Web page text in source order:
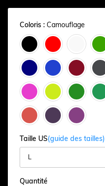
Coloris : Camouflage
Taille US(guide des tailles)
Quantité